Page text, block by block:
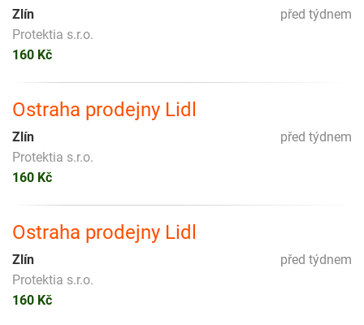
před týdnem
Zlín
Protektia s.r.o.
160 Kč
Ostraha prodejny Lidl
před týdnem
Zlín
Protektia s.r.o.
160 Kč
Ostraha prodejny Lidl
před týdnem
Zlín
Protektia s.r.o.
160 Kč